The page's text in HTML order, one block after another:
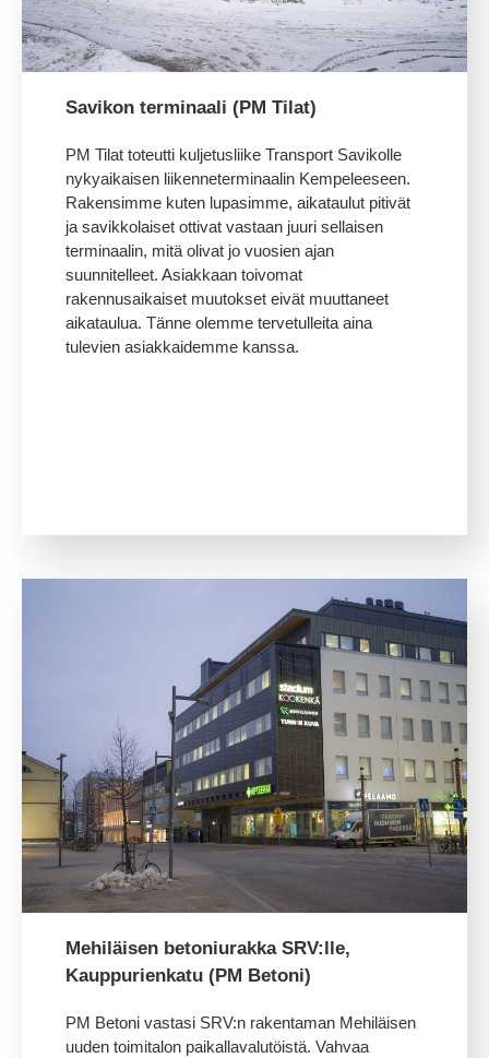
Savikon terminaali (PM Tilat)
PM Tilat toteutti kuljetusliike Transport Savikolle
nykyaikaisen liikenneterminaalin Kempeleeseen.
Rakensimme kuten lupasimme, aikataulut pitivät
ja savikkolaiset ottivat vastaan juuri sellaisen
terminaalin, mitä olivat jo vuosien ajan
suunnitelleet. Asiakkaan toivomat
rakennusaikaiset muutokset eivät muuttaneet
aikataulua. Tänne olemme tervetulleita aina
tulevien asiakkaidemme kanssa.
Mehiläisen betoniurakka SRV:lle,
Kauppurienkatu (PM Betoni)
PM Betoni vastasi SRV:n rakentaman Mehiläisen
uuden toimitalon paikallavalutöistä. Vahvaa